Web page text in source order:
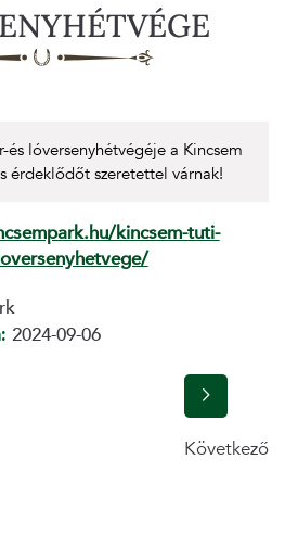
lóversenyhétvégéje a Kincsem
érdeklődőt szeretettel várnak!
kincsem-tuti-
2024-09-06
Következő